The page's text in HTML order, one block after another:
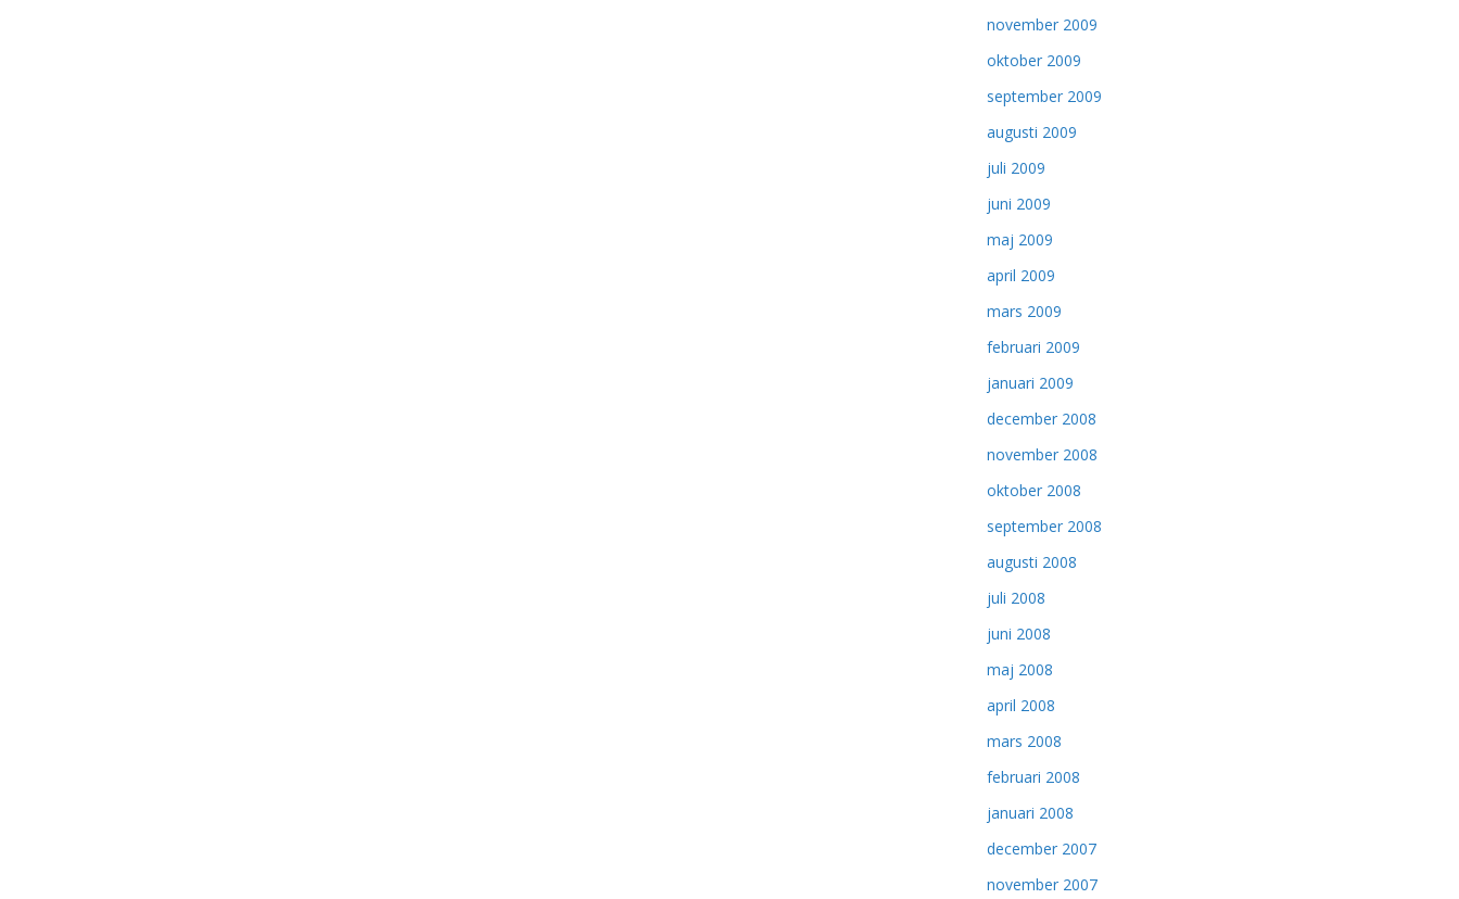
november 2009
oktober 2009
september 2009
augusti 2009
juli 2009
juni 2009
maj 2009
april 2009
mars 2009
februari 2009
januari 2009
december 2008
november 2008
oktober 2008
september 2008
augusti 2008
juli 2008
juni 2008
maj 2008
april 2008
mars 2008
februari 2008
januari 2008
december 2007
november 2007